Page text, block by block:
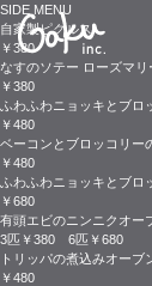
SIDE MENU
自家製ピクルス
￥380
なすのソテー ローズマリ
￥380
ふわふわニョッキとブ
￥480
ベーコンとブロッコリー
￥480
ふわふわニョッキとブ
￥680
有頭エビのニンニクオー
3匹￥380 6匹￥680
トリッパの煮込みオーブ
￥480